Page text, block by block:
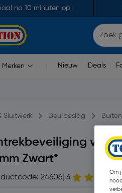
na 10 minuten op
Merken Nieuw Deals
Sluitwerk Deurbeslag
Zwart*
24606 | 4
Om